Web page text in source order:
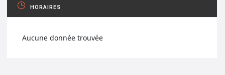
HORAIRES
Aucune donnée trouvée